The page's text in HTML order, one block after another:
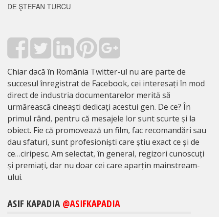
DE ŞTEFAN TURCU
Chiar dacă în România Twitter-ul nu are parte de
succesul înregistrat de Facebook, cei interesați în mod
direct de industria documentarelor merită să
urmărească cineaști dedicați acestui gen. De ce? În
primul rând, pentru că mesajele lor sunt scurte și la
obiect. Fie că promovează un film, fac recomandări sau
dau sfaturi, sunt profesioniști care știu exact ce și de
ce…ciripesc. Am selectat, în general, regizori cunoscuți
și premiați, dar nu doar cei care aparțin mainstream-
ului.
ASIF KAPADIA @ASIFKAPADIA